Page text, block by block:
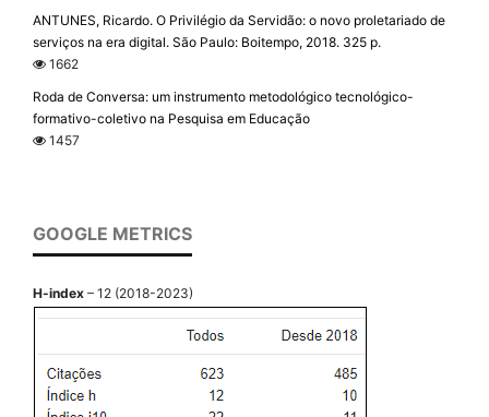
ANTUNES, Ricardo. O Privilégio da Servidão: o novo proletariado de
serviços na era digital. São Paulo: Boitempo, 2018. 325 p.
1662
Roda de Conversa: um instrumento metodológico tecnológico-
formativo-coletivo na Pesquisa em Educação
1457
GOOGLE METRICS
H-index – 12 (2018-2023)